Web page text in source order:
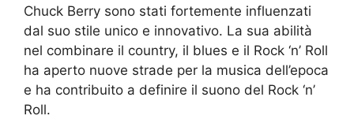
Chuck Berry sono stati fortemente influenzati
dal suo stile unico e innovativo. La sua abilità
nel combinare il country, il blues e il Rock ‘n’ Roll
ha aperto nuove strade per la musica dell’epoca
e ha contribuito a definire il suono del Rock ‘n’
Roll.